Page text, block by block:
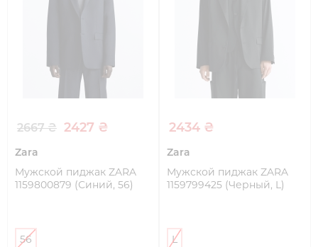
2667 ₴ 2427 ₴
Zara
Мужской пиджак ZARA
1159800879 (Синий, 56)
56
2434 ₴
Zara
Мужской пиджак ZARA
1159799425 (Черный, L)
L